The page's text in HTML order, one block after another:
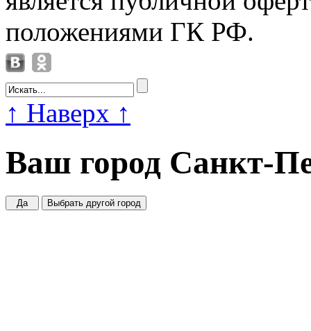
положениями ГК РФ.
↑ Наверх ↑
Ваш город Санкт-
Да Выбрать другой город